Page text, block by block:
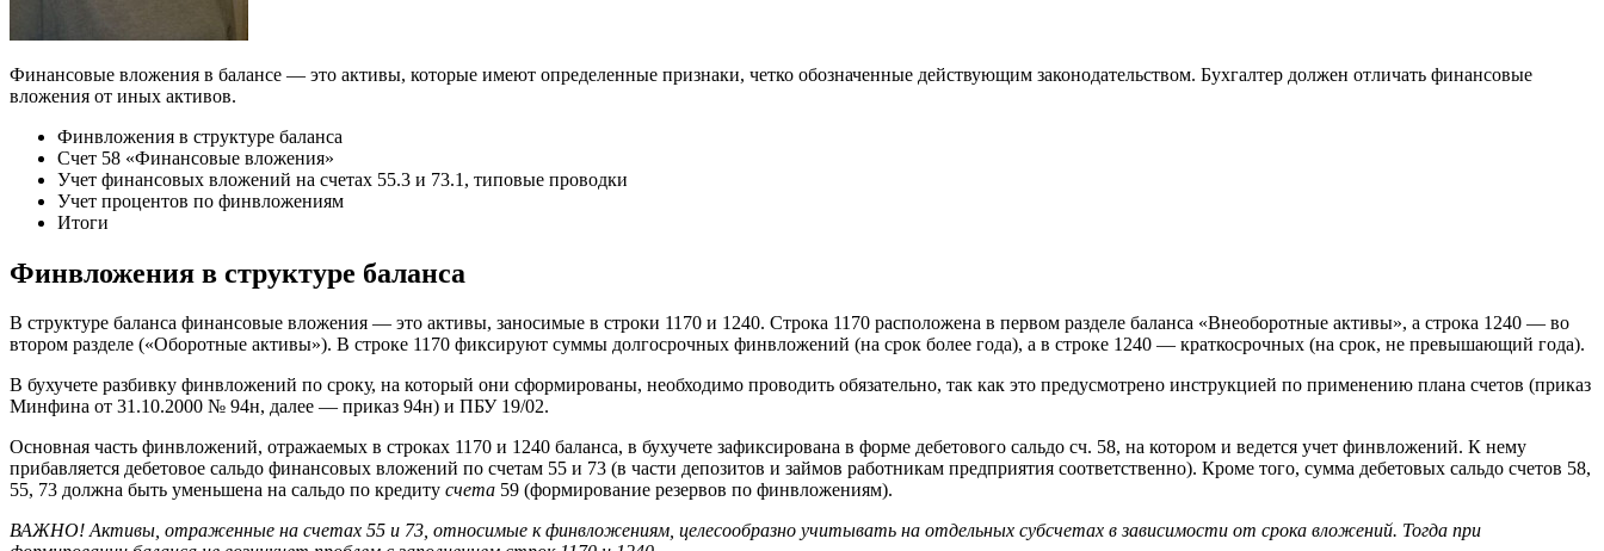
Финансовые вложения в балансе — это активы, которые имеют определенные признаки, четко обозначенные действующим законодательством. Бухгалтер должен отличать финансовые
вложения от иных активов.
Финвложения в структуре баланса
Счет 58 «Финансовые вложения»
Учет финансовых вложений на счетах 55.3 и 73.1, типовые проводки
Учет процентов по финвложениям
Итоги
Финвложения в структуре баланса
В структуре баланса финансовые вложения — это активы, заносимые в строки 1170 и 1240. Строка 1170 расположена в первом разделе баланса «Внеоборотные активы», а строка 1240 — во
втором разделе («Оборотные активы»). В строке 1170 фиксируют суммы долгосрочных финвложений (на срок более года), а в строке 1240 — краткосрочных (на срок, не превышающий года).
В бухучете разбивку финвложений по сроку, на который они сформированы, необходимо проводить обязательно, так как это предусмотрено инструкцией по применению плана счетов (приказ
Минфина от 31.10.2000 № 94н, далее — приказ 94н) и ПБУ 19/02.
Основная часть финвложений, отражаемых в строках 1170 и 1240 баланса, в бухучете зафиксирована в форме дебетового сальдо сч. 58, на котором и ведется учет финвложений. К нему
прибавляется дебетовое сальдо финансовых вложений по счетам 55 и 73 (в части депозитов и займов работникам предприятия соответственно). Кроме того, сумма дебетовых сальдо счетов 58,
55, 73 должна быть уменьшена на сальдо по кредиту счета 59 (формирование резервов по финвложениям).
ВАЖНО! Активы, отраженные на счетах 55 и 73, относимые к финвложениям, целесообразно учитывать на отдельных субсчетах в зависимости от срока вложений. Тогда при